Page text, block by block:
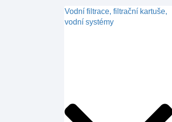
Vodní filtrace, filtrační kartuše,
vodní systémy